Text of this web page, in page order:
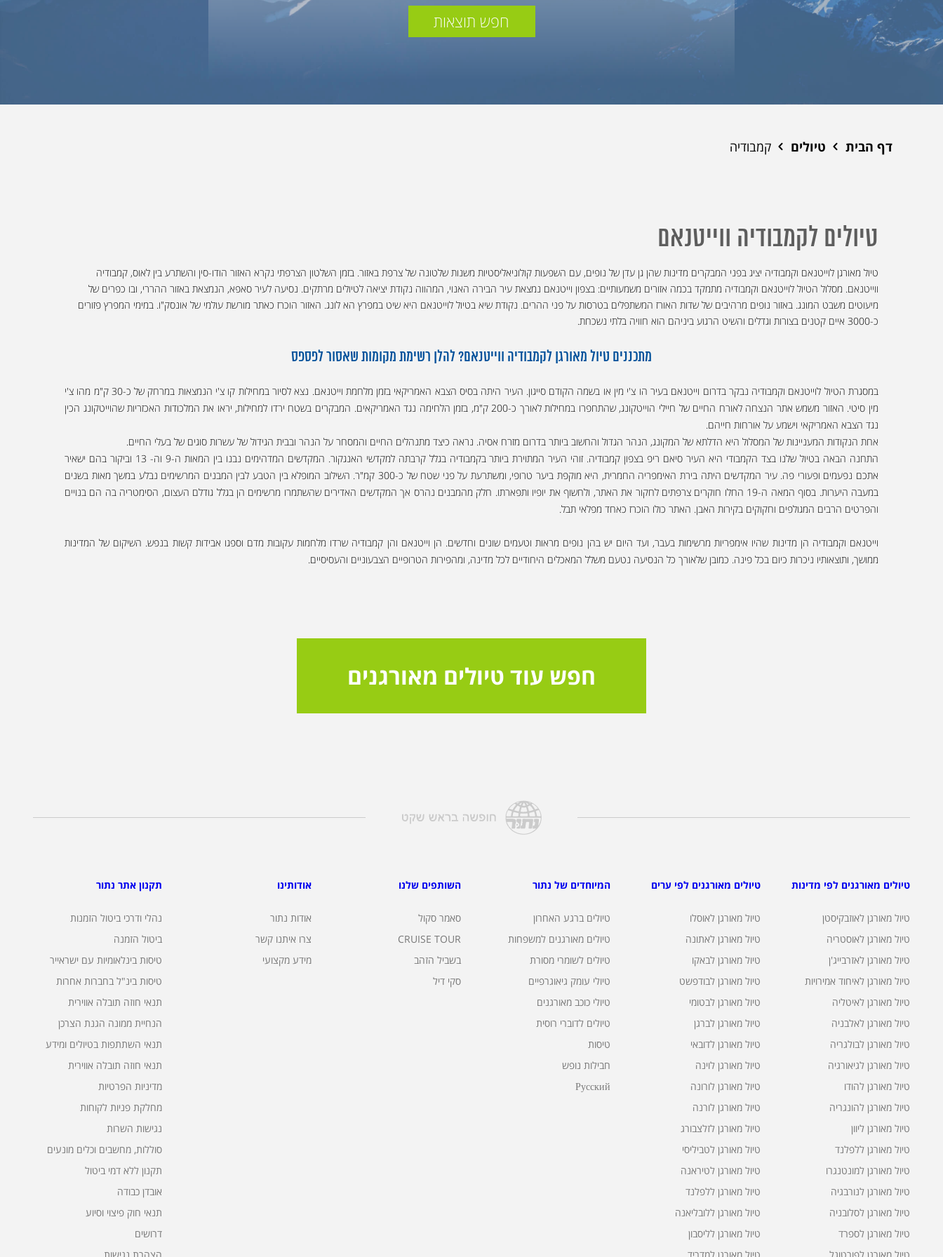
חפש תוצאות
דף הבית טיולים קמבודיה
טיולים לקמבודיה ווייטנאם
טיול מאורגן לוייטנאם וקמבודיה יציג בפני המבקרים מדינות שהן גן עדן של נופים, עם השפעות קולוניאליסטיות משנות שלטונה של צרפת באזור. בזמן השלטון הצרפתי נקרא האזור הודו-סין והשתרע בין לאוס, קמבודיה
ווייטנאם. מסלול הטיול לוייטנאם וקמבודיה מתמקד בכמה אזורים משמעותיים: בצפון וייטנאם נמצאת עיר הבירה האנוי, המהווה נקודת יציאה לטיולים מרתקים. נסיעה לעיר סאפא, הנמצאת באזור ההררי, ובו כפרים של
מיעוטים משבט המונג. באזור נופים מרהיבים של שדות האורז המשתפלים בטרסות על פני ההרים. נקודת שיא בטיול לוייטנאם היא שיט במפרץ הא לונג. האזור הוכרז כאתר מורשת עולמי של אונסק"ו. במימי המפרץ פזורים
כ-3000 איים קטנים בצורות וגדלים והשיט הרגוע ביניהם הוא חוויה בלתי נשכחת.
מתכננים טיול מאורגן לקמבודיה ווייטנאם? להלן רשימת מקומות שאסור לפספס
במסגרת הטיול לוייטנאם וקמבודיה נבקר בדרום וייטנאם בעיר הו צ'י מין או בשמה הקודם סייגון. העיר היתה בסיס הצבא האמריקאי בזמן מלחמת וייטנאם. נצא לסיור במחילות קו צ'י הנמצאות במרחק של כ-30 ק"מ מהו צ'י
מין סיטי. האזור משמש אתר הנצחה לאורח החיים של חיילי הוייטקונג, שהתחפרו במחילות לאורך כ-200 ק"מ, בזמן הלחימה נגד האמריקאים. המבקרים בשטח ירדו למחילות, יראו את המלכודות האכזריות שהוייטקונג הכין
נגד הצבא האמריקאי וישמע על אורחות חייהם.
אחת הנקודות המעניינות של המסלול היא הדלתא של המקונג, הנהר הגדול והחשוב ביותר בדרום מזרח אסיה. נראה כיצד מתנהלים החיים והמסחר על הנהר ובבית הגידול של עשרות סוגים של בעלי החיים.
התחנה הבאה בטיול שלנו בצד הקמבודי היא העיר סיאם ריפ בצפון קמבודיה. זוהי העיר המתוירת ביותר בקמבודיה בגלל קרבתה למקדשי האנגקור. המקדשים המדהימים נבנו בין המאות ה-9 וה- 13 וביקור בהם ישאיר
אתכם נפעמים ופעורי פה. עיר המקדשים היתה בירת האימפריה החמרית, היא מוקפת ביער טרופי, ומשתרעת על פני שטח של כ-300 קמ"ר. השילוב המופלא בין הטבע לבין המבנים המרשימים נבלע במשך מאות בשנים
במעבה היערות. בסוף המאה ה-19 החלו חוקרים צרפתים לחקור את האתר, ולחשוף את יופיו ותפארתו. חלק מהמבנים נהרס אך המקדשים האדירים שהשתמרו מרשימים הן בגלל גודלם העצום, הסימטריה בה הם בנויים
והפרטים הרבים המגולפים וחקוקים בקירות האבן. האתר כולו הוכרז כאחד מפלאי תבל.
וייטנאם וקמבודיה הן מדינות שהיו אימפריות מרשימות בעבר, ועד היום יש בהן נופים מראות וטעמים שונים וחדשים. הן וייטנאם והן קמבודיה שרדו מלחמות עקובות מדם וספגו אבידות קשות בנפש. השיקום של המדינות
ממושך, ותוצאותיו ניכרות כיום בכל פינה. כמובן שלאורך כל הנסיעה נטעם משלל המאכלים היחודיים לכל מדינה, ומהפירות הטרופיים הצבעוניים והעסיסיים.
חפש עוד טיולים מאורגנים
טיולים מאורגנים לפי מדינות
טיול מאורגן לאוזבקיסטן
טיול מאורגן לאוסטריה
טיול מאורגן לאזרבייג'ן
טיול מאורגן לאיחוד אמירויות
טיול מאורגן לאיטליה
טיול מאורגן לאלבניה
טיול מאורגן לבולגריה
טיול מאורגן לגיאורגיה
טיול מאורגן להודו
טיול מאורגן להונגריה
טיול מאורגן ליוון
טיול מאורגן ללפלנד
טיול מאורגן למונטנגרו
טיול מאורגן לנורבגיה
טיול מאורגן לסלובניה
טיול מאורגן לספרד
טיולים מאורגנים לפי ערים
טיול מאורגן לאוסלו
טיול מאורגן לאתונה
טיול מאורגן לבאקו
טיול מאורגן לבודפשט
טיול מאורגן לבטומי
טיול מאורגן לברגן
טיול מאורגן לדובאי
טיול מאורגן לוינה
טיול מאורגן לורונה
טיול מאורגן לורנה
טיול מאורגן לזלצבורג
טיול מאורגן לטביליסי
טיול מאורגן לטיראנה
טיול מאורגן ללפלנד
טיול מאורגן ללובליאנה
טיול מאורגן לליסבון
המיוחדים של נתור
טיולים ברגע האחרון
טיולים מאורגנים למשפחות
טיולים לשומרי מסורת
טיולי עומק גיאוגרפיים
טיולי כוכב מאורגנים
טיולים לדוברי רוסית
טיסות
חבילות נופש
Русский
השותפים שלנו
סאמר סקול
CRUISE TOUR
בשביל הזהב
סקי דיל
אודותינו
אודות נתור
צרו איתנו קשר
מידע מקצועי
תקנון אתר נתור
נהלי ודרכי ביטול הזמנות
ביטול הזמנה
טיסות בינלאומיות עם ישראייר
טיסות בינ"ל בחברות אחרות
תנאי חוזה תובלה אווירית
הנחיית ממונה הגנת הצרכן
תנאי השתתפות בטיולים ומידע
תנאי חוזה תובלה אווירית
מדיניות הפרטיות
מחלקת פניות לקוחות
נגישות השרות
סוללות, מחשבים וכלים מונעים
תקנון ללא דמי ביטול
אובדן כבודה
תנאי חוק פיצוי וסיוע
דרושים